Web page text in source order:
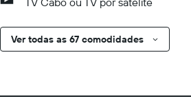
Ver todas as 67 comodidades